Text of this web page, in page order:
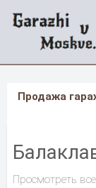
Продажа
Просмотреть